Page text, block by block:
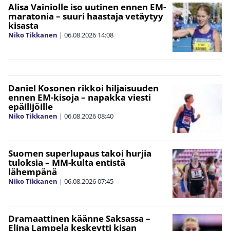
Alisa Vainiolle iso uutinen ennen EM-
maratonia – suuri haastaja vetäytyy
kisasta
Niko Tikkanen | 06.08.2026 14:08
Daniel Kosonen rikkoi hiljaisuuden
ennen EM-kisoja – napakka viesti
epäilijöille
Niko Tikkanen | 06.08.202608:40
Suomen superlupaus takoi hurjia
tuloksia – MM-kulta entistä
lähempänä
Niko Tikkanen | 06.08.202607:45
Dramaattinen käänne Saksassa –
Elina Lampela keskeytti kisan